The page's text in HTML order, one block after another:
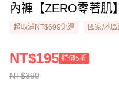
內褲【ZERO零著肌
超取滿NT$699免運 國家/地
NT$390
NT$195 特價5折